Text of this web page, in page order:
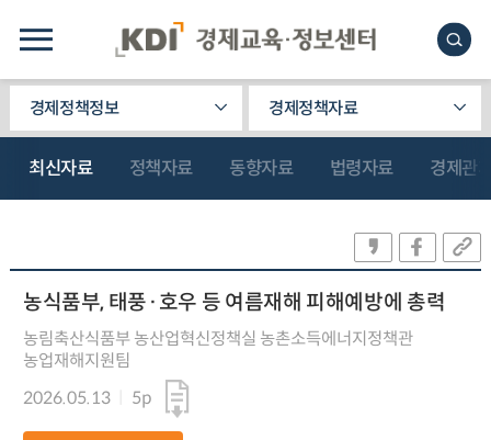
경제정책정보 경제정책자료
최신자료 정책자료 동향자료 법령자료 경제관
농식품부, 태풍·호우 등 여름재해 피해예방에 총력
농림축산식품부 농산업혁신정책실 농촌소득에너지정책관
농업재해지원팀
2026.05.13
5p